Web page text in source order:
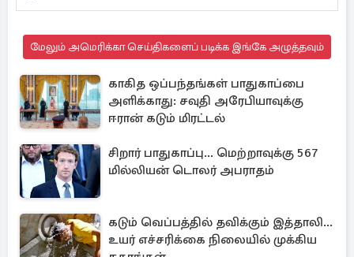
மேலும் அமெரிக்கா செய்திகளைப் படிக்க இங்கே அழுத்தவும்
காகித ஒப்பந்தங்கள் பாதுகாப்பை
அளிக்காது: சவுதி அரேபியாவுக்கு
ஈரான் கடும் மிரட்டல்
சிறார் பாதுகாப்பு... மெற்றாவுக்கு 567
மில்லியன் டொலர் அபராதம்
கடும் வெப்பத்தில் தவிக்கும் இத்தாலி...
உயர் எச்சரிக்கை நிலையில் முக்கிய